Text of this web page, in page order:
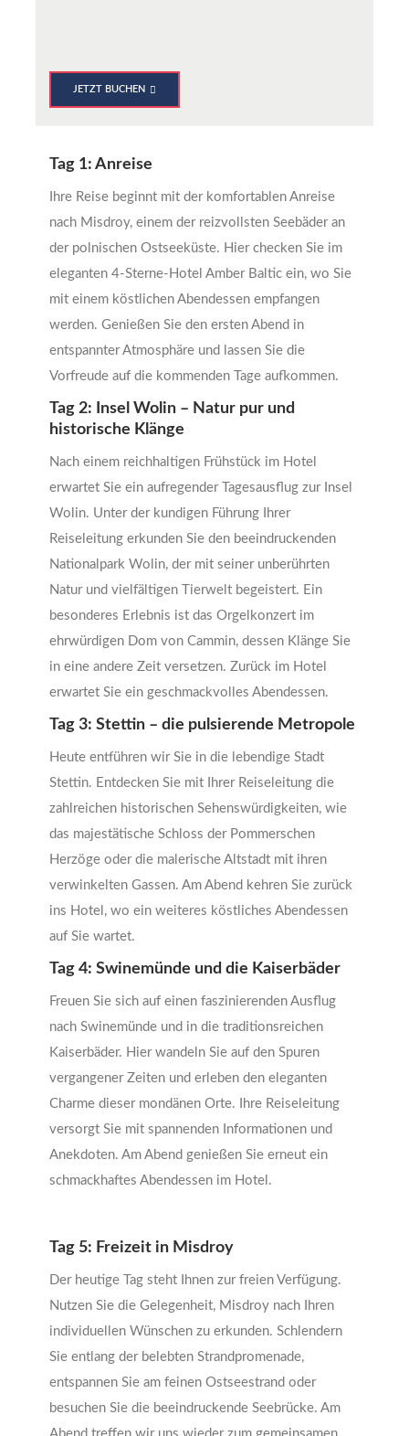
JETZT BUCHEN
Tag 1: Anreise
Ihre Reise beginnt mit der komfortablen Anreise
nach Misdroy, einem der reizvollsten Seebäder an
der polnischen Ostseeküste. Hier checken Sie im
eleganten 4-Sterne-Hotel Amber Baltic ein, wo Sie
mit einem köstlichen Abendessen empfangen
werden. Genießen Sie den ersten Abend in
entspannter Atmosphäre und lassen Sie die
Vorfreude auf die kommenden Tage aufkommen.
Tag 2: Insel Wolin – Natur pur und
historische Klänge
Nach einem reichhaltigen Frühstück im Hotel
erwartet Sie ein aufregender Tagesausflug zur Insel
Wolin. Unter der kundigen Führung Ihrer
Reiseleitung erkunden Sie den beeindruckenden
Nationalpark Wolin, der mit seiner unberührten
Natur und vielfältigen Tierwelt begeistert. Ein
besonderes Erlebnis ist das Orgelkonzert im
ehrwürdigen Dom von Cammin, dessen Klänge Sie
in eine andere Zeit versetzen. Zurück im Hotel
erwartet Sie ein geschmackvolles Abendessen.
Tag 3: Stettin – die pulsierende Metropole
Heute entführen wir Sie in die lebendige Stadt
Stettin. Entdecken Sie mit Ihrer Reiseleitung die
zahlreichen historischen Sehenswürdigkeiten, wie
das majestätische Schloss der Pommerschen
Herzöge oder die malerische Altstadt mit ihren
verwinkelten Gassen. Am Abend kehren Sie zurück
ins Hotel, wo ein weiteres köstliches Abendessen
auf Sie wartet.
Tag 4: Swinemünde und die Kaiserbäder
Freuen Sie sich auf einen faszinierenden Ausflug
nach Swinemünde und in die traditionsreichen
Kaiserbäder. Hier wandeln Sie auf den Spuren
vergangener Zeiten und erleben den eleganten
Charme dieser mondänen Orte. Ihre Reiseleitung
versorgt Sie mit spannenden Informationen und
Anekdoten. Am Abend genießen Sie erneut ein
schmackhaftes Abendessen im Hotel.
Tag 5: Freizeit in Misdroy
Der heutige Tag steht Ihnen zur freien Verfügung.
Nutzen Sie die Gelegenheit, Misdroy nach Ihren
individuellen Wünschen zu erkunden. Schlendern
Sie entlang der belebten Strandpromenade,
entspannen Sie am feinen Ostseestrand oder
besuchen Sie die beeindruckende Seebrücke. Am